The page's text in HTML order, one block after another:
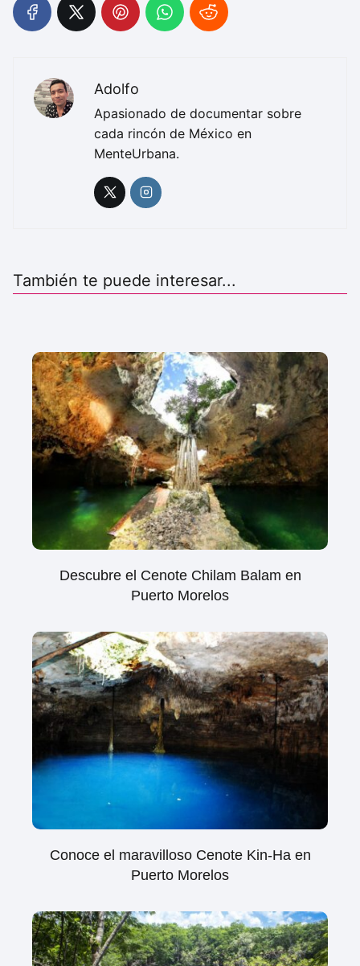
Adolfo
Apasionado de documentar sobre
cada rincón de México en
MenteUrbana.
También te puede interesar...
Descubre el Cenote Chilam Balam en
Puerto Morelos
Conoce el maravilloso Cenote Kin-Ha en
Puerto Morelos